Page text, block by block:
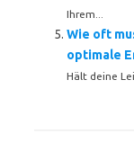
Ihrem...
Wie oft
optimale
Hält deine